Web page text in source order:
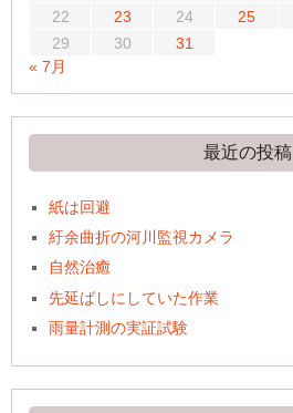
22
23 24 25
29
30
31
« 7月
最近の投稿
紙は回避
紆余曲折の河川監視カメラ
自然治癒
先延ばしにしていた作業
雨量計測の実証試験